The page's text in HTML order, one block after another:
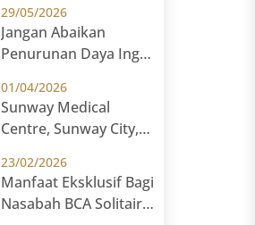
Centre
Operasi Pinggul di
Sunway Medical
Centre
29/05/2026
Jangan Abaikan
Penurunan Daya Ingat
Demensia di Sunway
Medical Centre
01/04/2026
Sunway Medical
Centre, Sunway City,
Menjadi Rekanan AIA
Prime Hospital untuk
Pasien Indonesia
23/02/2026
Manfaat Eksklusif Bagi
Nasabah BCA Solitaire